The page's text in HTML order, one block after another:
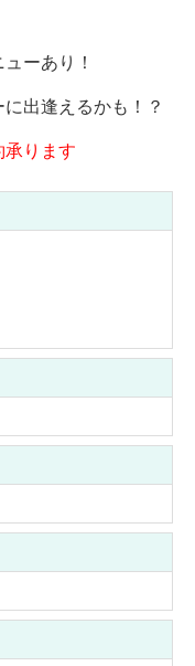
ーあり！
出逢えるかも！？
承ります